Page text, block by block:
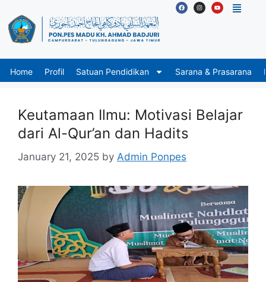
Home Profil Satuan Pendidikan Sarana & Prasarana
Keutamaan Ilmu: Motivasi Belajar
dari Al-Qur’an dan Hadits
January 21, 2025 by Admin Ponpes